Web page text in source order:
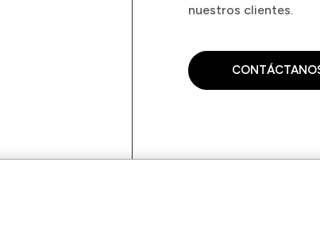
nuestros clientes.